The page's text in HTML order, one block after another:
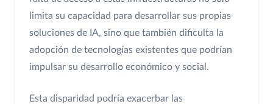
limita su capacidad para desarrollar sus propias
soluciones de IA, sino que también dificulta la
adopción de tecnologías existentes que podrían
impulsar su desarrollo económico y social.
Esta disparidad podría exacerbar las